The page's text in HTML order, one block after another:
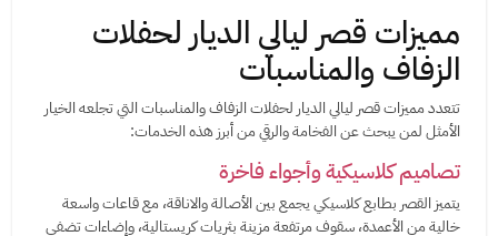
مميزات قصر ليالي الديار لحفلات
الزفاف والمناسبات
تتعدد مميزات قصر ليالي الديار لحفلات الزفاف والمناسبات التي تجلعه الخيار
الأمثل لمن يبحث عن الفخامة والرقي من أبرز هذه الخدمات:
تصاميم كلاسيكية وأجواء فاخرة
يتميز القصر بطابع كلاسيكي يجمع بين الأصالة والاناقة، مع قاعات واسعة
خالية من الأعمدة، سقوف مرتفعة مزينة بثريات كريستالية، وإضاءات تضفي